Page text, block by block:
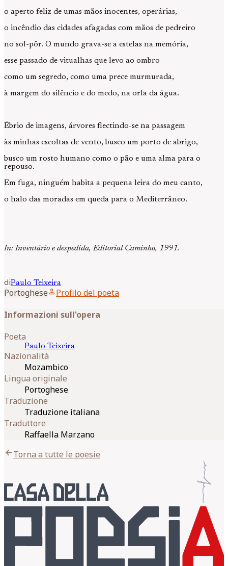
o aperto feliz de umas mãos inocentes, operárias,
o incêndio das cidades afagadas com mãos de pedreiro
no sol-pôr. O mundo grava-se a estelas na memória,
esse passado de vitualhas que levo ao ombro
como um segredo, como uma prece murmurada,
à margem do silêncio e do medo, na orla da água.
Ébrio de imagens, árvores flectindo-se na passagem
às minhas escoltas de vento, busco um porto de abrigo,
busco um rosto humano como o pão e uma alma para o
repouso.
Em fuga, ninguém habita a pequena leira do meu canto,
o halo das moradas em queda para o Mediterrâneo.
In: Inventário e despedida, Editorial Caminho, 1991.
diPaulo Teixeira
Portogheseperson Profilo del poeta
Informazioni sull'opera
Poeta
Paulo Teixeira
Nazionalità
Mozambico
Lingua originale
Portoghese
Traduzione
Traduzione italiana
Traduttore
Raffaella Marzano
arrow_backTorna a tutte le poesie